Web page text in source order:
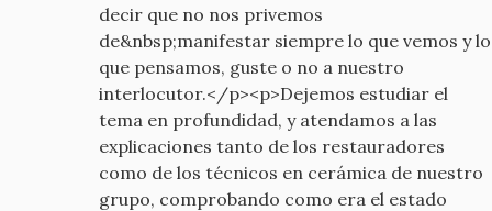
decir que no nos privemos
de&nbsp;manifestar siempre lo que vemos y lo
que pensamos, guste o no a nuestro
interlocutor.</p><p>Dejemos estudiar el
tema en profundidad, y atendamos a las
explicaciones tanto de los restauradores
como de los técnicos en cerámica de nuestro
grupo, comprobando como era el estado